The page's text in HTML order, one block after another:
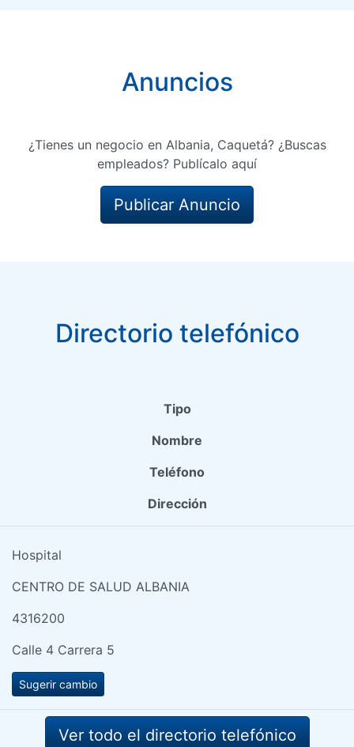
Anuncios
¿Tienes un negocio en Albania, Caquetá? ¿Buscas
empleados? Publícalo aquí
Publicar Anuncio
Directorio telefónico
Tipo
Nombre
Teléfono
Dirección
Hospital
CENTRO DE SALUD ALBANIA
4316200
Calle 4 Carrera 5
Sugerir cambio
Ver todo el directorio telefónico